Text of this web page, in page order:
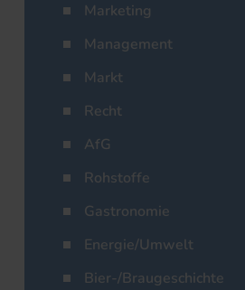
Marketing
Management
Markt
Recht
AfG
Rohstoffe
Gastronomie
Energie/Umwelt
Bier-/Braugeschichte